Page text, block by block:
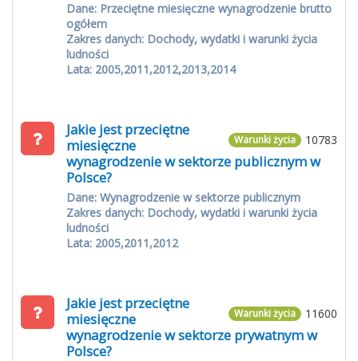
Dane: Przeciętne miesięczne wynagrodzenie brutto
ogółem
Zakres danych: Dochody, wydatki i warunki życia
ludności
Lata: 2005,2011,2012,2013,2014
10783
Warunki życia
Jakie jest przeciętne
miesięczne
wynagrodzenie w sektorze publicznym w
Polsce?
Dane: Wynagrodzenie w sektorze publicznym
Zakres danych: Dochody, wydatki i warunki życia
ludności
Lata: 2005,2011,2012
11600
Warunki życia
Jakie jest przeciętne
miesięczne
wynagrodzenie w sektorze prywatnym w
Polsce?